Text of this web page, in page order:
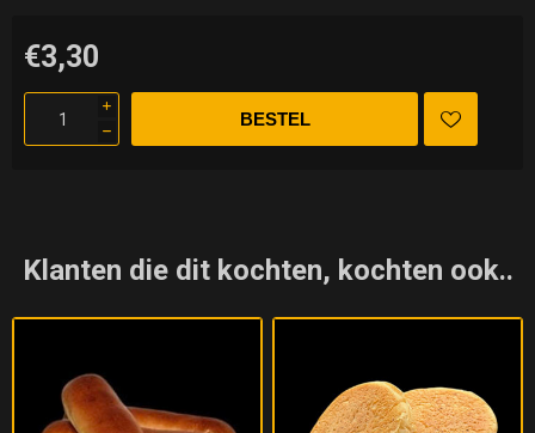
€3,30
i
h
Klanten die dit kochten, kochten ook..